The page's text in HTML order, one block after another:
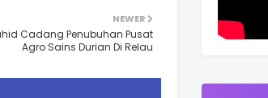
NEWER
Cadang Penubuhan Pusat
Agro Sains Durian Di Relau